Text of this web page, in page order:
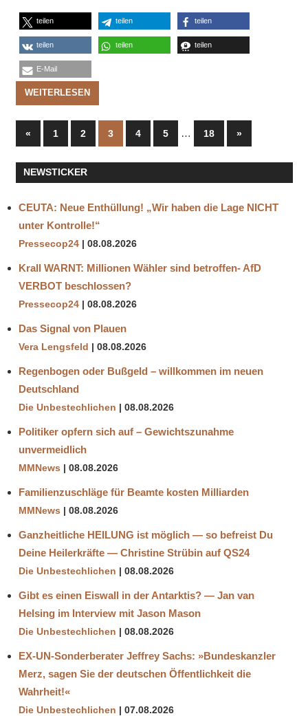
teilen teilen teilen
teilen teilen teilen
E-Mail
WEITERLESEN
Seitennummerierung
der
Beiträge
«Vorherige
Beiträge
1 2 3 4 5 … 18
Nächste
Beiträge
»
NEWSTICKER
CEUTA: Neue Enthüllung! „Wir haben die Lage NICHT
unter Kontrolle!“
Pressecop24 08.08.2026
Krall WARNT: Millionen Wähler sind betroffen- AfD
VERBOT beschlossen?
Pressecop24 08.08.2026
Das Signal von Plauen
Vera Lengsfeld 08.08.2026
Regenbogen oder Bußgeld – willkommen im neuen
Deutschland
Die Unbestechlichen 08.08.2026
Politiker opfern sich auf – Gewichtszunahme
unvermeidlich
MMNews 08.08.2026
Familienzuschläge für Beamte kosten Milliarden
MMNews 08.08.2026
Ganzheitliche HEILUNG ist möglich — so befreist Du
Deine Heilerkräfte — Christine Strübin auf QS24
Die Unbestechlichen 08.08.2026
Gibt es einen Eiswall in der Antarktis? — Jan van
Helsing im Interview mit Jason Mason
Die Unbestechlichen 08.08.2026
EX-UN-Sonderberater Jeffrey Sachs: »Bundeskanzler
Merz, sagen Sie der deutschen Öffentlichkeit die
Wahrheit!«
Die Unbestechlichen 07.08.2026